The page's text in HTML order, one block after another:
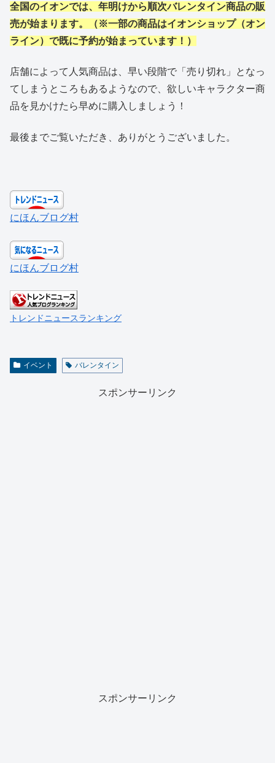
全国のイオンでは、年明けから順次バレンタイン商品の販
売が始まります。（※一部の商品はイオンショップ（オン
ライン）で既に予約が始まっています！）
店舗によって人気商品は、早い段階で「売り切れ」となっ
てしまうところもあるようなので、欲しいキャラクター商
品を見かけたら早めに購入しましょう！
最後までご覧いただき、ありがとうございました。
にほんブログ村
にほんブログ村
トレンドニュースランキング
イベント バレンタイン
スポンサーリンク
スポンサーリンク